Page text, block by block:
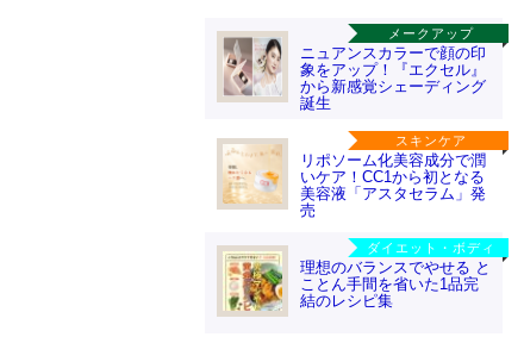
メークアップ
ニュアンスカラーで顔の印
象をアップ！『エクセル』
から新感覚シェーディング
誕生
スキンケア
リポソーム化美容成分で潤
いケア！CC1から初となる
美容液「アスタセラム」発
売
ダイエット・ボディ
理想のバランスでやせる と
ことん手間を省いた1品完
結のレシピ集